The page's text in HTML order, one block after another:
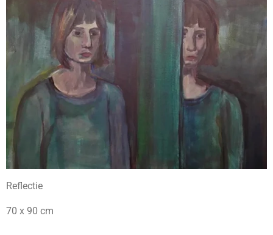
Reflectie
70 x 90 cm